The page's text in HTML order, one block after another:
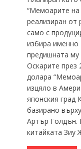
“Мемоарите на
реализиран
само с
избира
предишната му
Оскарите през
долара
изцяло в
японския град
базирано
Артър Голдън.
китайката Зиу